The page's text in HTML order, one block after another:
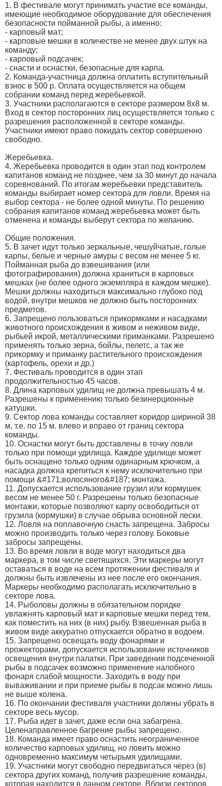
1. В фестивале могут принимать участие все команды,
имеющие необходимое оборудование для обеспечения
безопасности пойманной рыбы, а именно:
- карповый мат;
- карповые мешки в количестве не менее двух штук на
команду;
- карповый подсачек;
- снасти и оснастки, безопасные для карпа.
2. Команда-участница должна оплатить вступительный
взнос в 500 р. Оплата осуществляется на общем
собрании команд перед жеребьевкой.
3. Участники располагаются в секторе размером 8х8 м.
Вход в сектор посторонних лиц осуществляется только с
разрешения расположенной в секторе команды.
Участники имеют право покидать сектор совершенно
свободно.
Жеребьевка.
4. Жеребьевка проводится в один этап под контролем
капитанов команд не позднее, чем за 30 минут до начала
соревнований. По итогам жеребьевки представитель
команды выбирает номер сектора для ловли. Время на
выбор сектора - не более одной минуты. По решению
собрания капитанов команд жеребьевка может быть
отменена и команды выберут сектора по желанию.
Общие положения.
5. В зачет идут только зеркальные, чешуйчатые, голые
карпы, белые и черные амуры с весом не менее 5 кг.
Пойманная рыба до взвешивания (или
фотографирования) должна храниться в карповых
мешках (не более одного экземпляра в каждом мешке).
Мешки должны находиться максимально глубоко под
водой, внутри мешков не должно быть посторонних
предметов.
6. Запрещено пользоваться прикормками и насадками
животного происхождения в живом и неживом виде,
рыбьей икрой, металлическими приманками. Разрешено
применять только зерна, бойлы, пелетс, а так же
прикормку и приманку растительного происхождения
(картофель, орехи и др.)
7. Фестиваль проводится в один этап
продолжительностью 45 часов.
8. Длина карповых удилищ не должна превышать 4 м.
Разрешены к применению только безинерционные
катушки.
9. Сектор лова команды составляет коридор шириной 38
м, т.е. по 15 м. влево и вправо от границ сектора
команды.
10. Оснастки могут быть доставлены в точку ловли
только при помощи удилища. Каждое удилище может
быть оснащено только одним одинарным крючком, а
насадка должна крепиться к нему исключительно при
помощи &#171;волосяного&#187; монтажа.
11. Допускается использование грузил или кормушек
весом не менее 50 г. Разрешены только безопасные
монтажи, которые позволяют карпу освободиться от
грузила (кормушки) в случае обрыва основной лески.
12. Ловля на поплавочную снасть запрещена. Забросы
можно производить только через голову. Боковые
забросы запрещены.
13. Во время ловли в воде могут находиться два
маркера, в том числе светящихся. Эти маркеры могут
оставаться в воде на всем протяжении фестиваля и
должны быть извлечены из нее после его окончания.
Маркеры необходимо располагать исключительно в
секторе лова.
14. Рыболовы должны в обязательном порядке
увлажнять карповый мат и карповые мешки перед тем,
как поместить на них (в них) рыбу. Взвешенная рыба в
живом виде аккуратно отпускается обратно в водоем.
15. Запрещено освещать воду фонарями и
прожекторами, допускается использование источников
освещения внутри палатки. При заведении подсеченной
рыбы в подсачек возможно применение налобного
фонаря слабой мощности. Заходить в воду при
вываживании и при приеме рыбы в подсак можно лишь
не выше колена.
16. По окончании фестиваля участники должны убрать в
секторе весь мусор.
17. Рыба идет в зачет, даже если она забагрена.
Целенаправленное багрение рыбы запрещено.
18. Команда имеет право оснастить неограниченное
количество карповых удилищ, но ловить можно
одновременно максимум четырьмя удилищами.
19. Участники могут свободно передвигаться через (в)
сектора других команд, получив разрешение команды,
которая находится в данном секторе. Вблизи секторов